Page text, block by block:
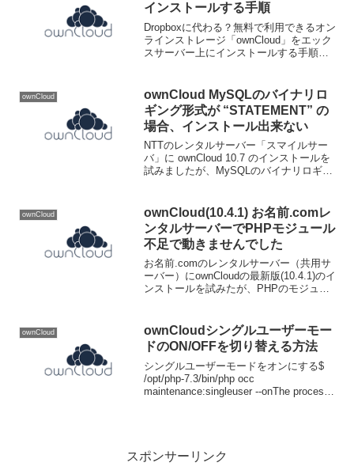
インストールする手順
Dropboxに代わる？無料で利用できるオン
ラインストレージ「ownCloud」をエック
スサーバー上にインストールする手順を
ージから ownC...
ownCloud
ownCloud MySQLのバイナリロ
ギング形式が “STATEMENT” の
場合、インストール出来ない
NTTのレンタルサーバー「スマイルサー
バ」に ownCloud 10.7 のインストールを
試みましたが、MySQLのバイナリロギン
ッセージError whi...
ownCloud
ownCloud(10.4.1) お名前.comレ
ンタルサーバーでPHPモジュール
不足で動きませんでした
お名前.comのレンタルサーバー（共用サ
ーバー）にownCloudの最新版(10.4.1)のイ
ンストールを試みたが、PHPのモジュー
ownCloudインストール開始...
ownCloud
ownCloudシングルユーザーモー
ドのON/OFFを切り替える方法
シングルユーザーモードをオンにする$
/opt/php-7.3/bin/php occ
maintenance:singleuser --onThe process
スポンサーリンク